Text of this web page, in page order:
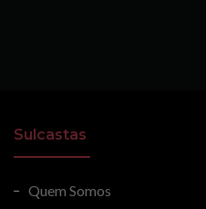
Sulcastas
Quem Somos